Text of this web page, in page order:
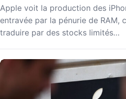
Apple voit la production des
entravée par la pénurie de RAM,
traduire par des stocks limités…